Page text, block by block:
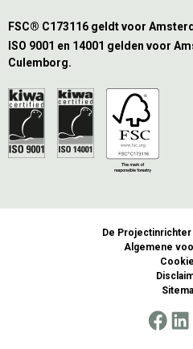
FSC® C173116 geldt voor
ISO 9001 en 14001 gelden voor
Culemborg.
De
Algemene